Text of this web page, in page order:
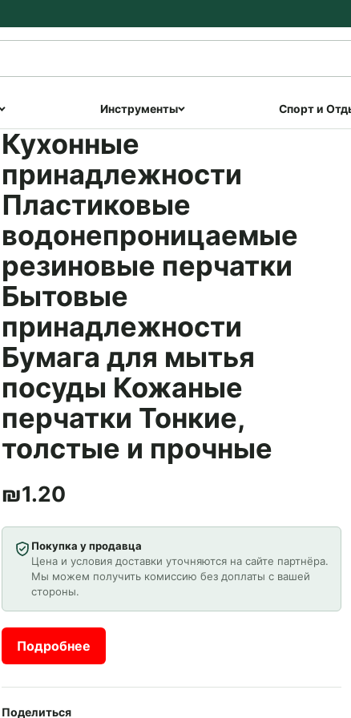
Инструменты Спорт и
Кухонные
принадлежности
Пластиковые
водонепроницаемые
резиновые перчатки
Бытовые
принадлежности
Бумага для мытья
посуды Кожаные
перчатки Тонкие,
толстые и прочные
₪1.20
Покупка у продавца
Цена и условия доставки уточняются на сайте партнёра.
Мы можем получить комиссию без доплаты с вашей
стороны.
Подробнее
Поделиться